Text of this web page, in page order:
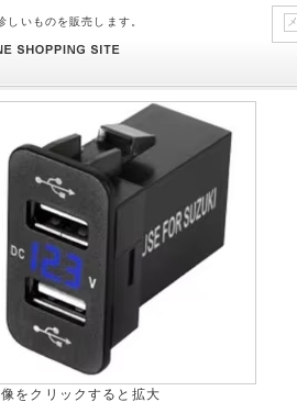
いものを販売します。
をクリックすると拡大